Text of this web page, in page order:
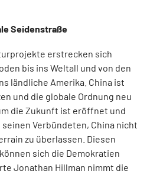
Seidenstraße
erstrecken sich
bis ins Weltall und von den
ländliche Amerika. China ist
und die globale Ordnung neu
die Zukunft ist eröffnet und
Verbündeten, China nicht
zu überlassen. Diesen
sich die Demokratien
Jonathan Hillman nimmt die